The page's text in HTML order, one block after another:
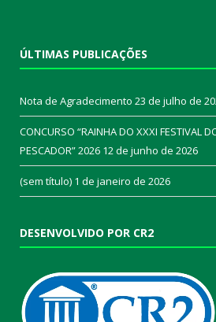
ÚLTIMAS PUBLICAÇÕES
Nota de Agradecimento 23 de julho de
CONCURSO “RAINHA DO XXXI FESTIVAL
PESCADOR” 2026 12 de junho de 2026
(sem título) 1 de janeiro de 2026
DESENVOLVIDO POR CR2